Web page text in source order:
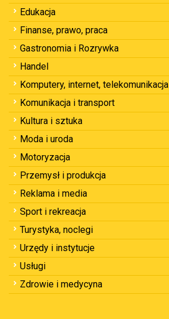
Edukacja
Finanse, prawo, praca
Gastronomia i Rozrywka
Handel
Komputery, internet, telekomunikacja
Komunikacja i transport
Kultura i sztuka
Moda i uroda
Motoryzacja
Przemysł i produkcja
Reklama i media
Sport i rekreacja
Turystyka, noclegi
Urzędy i instytucje
Usługi
Zdrowie i medycyna